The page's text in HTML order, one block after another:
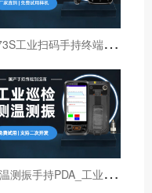
N
73S工业扫码手持终端｜6寸仓库出入库PDA扫码枪
测
温测振手持PDA_工业巡检手持终端机_红外线测温PDA